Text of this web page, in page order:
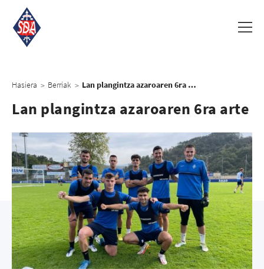
Hasiera > Berriak > Lan plangintza azaroaren 6ra arte
Lan plangintza azaroaren 6ra arte